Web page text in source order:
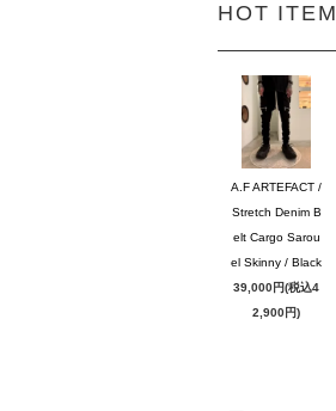
HOT ITEM
A.F ARTEFACT /
Stretch Denim B
elt Cargo Sarou
el Skinny / Black
39,000円(税込4
2,900円)